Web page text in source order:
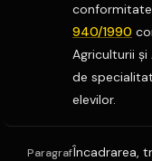
940/1990
Agriculturii
de
elevilor.
ParagrafÎncadrarea,